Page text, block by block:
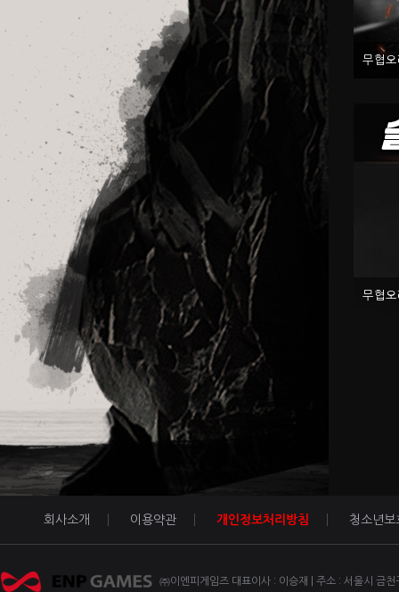
무협
무협
회사소개 이용약관 개인정보처리방침 청소년보
㈜이엔피게임즈 대표이사 : 이승재 | 주소 : 서울시